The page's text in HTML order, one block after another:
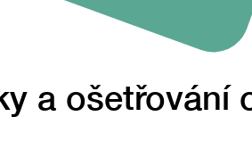
a ošetřování